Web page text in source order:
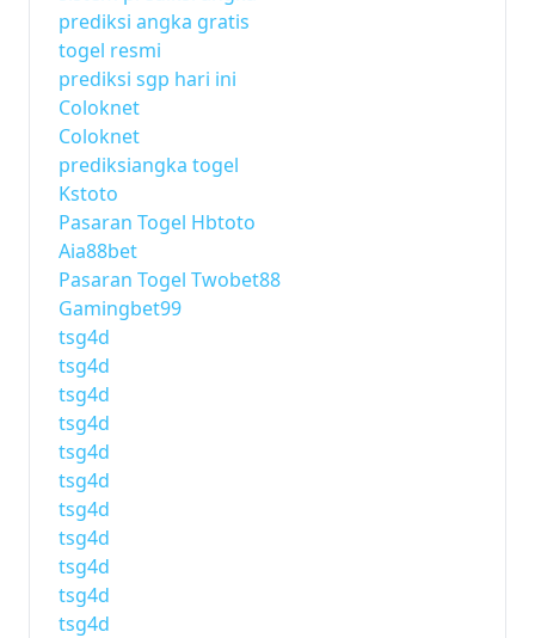
prediksi angka gratis
togel resmi
prediksi sgp hari ini
Coloknet
Coloknet
prediksiangka togel
Kstoto
Pasaran Togel Hbtoto
Aia88bet
Pasaran Togel Twobet88
Gamingbet99
tsg4d
tsg4d
tsg4d
tsg4d
tsg4d
tsg4d
tsg4d
tsg4d
tsg4d
tsg4d
tsg4d